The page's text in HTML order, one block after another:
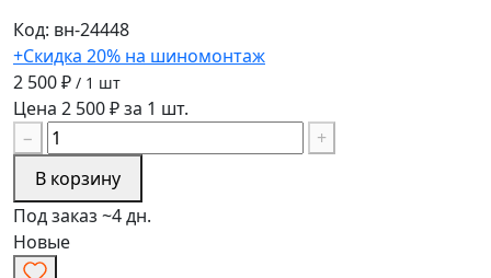
Код: вн-24448
+Скидка 20% на шиномонтаж
2 500 ₽ / 1 шт
Цена 2 500 ₽ за 1 шт.
−
+
В корзину
Под заказ ~4 дн.
Новые